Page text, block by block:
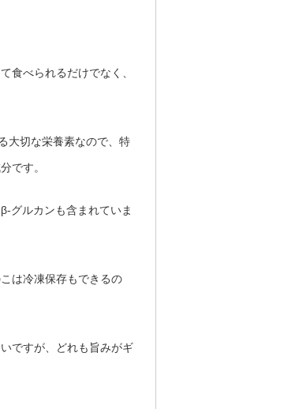
食べられるだけでなく、
大切な栄養素なので、特
です。
グルカンも含まれていま
は冷凍保存もできるの
ですが、どれも旨みがギ